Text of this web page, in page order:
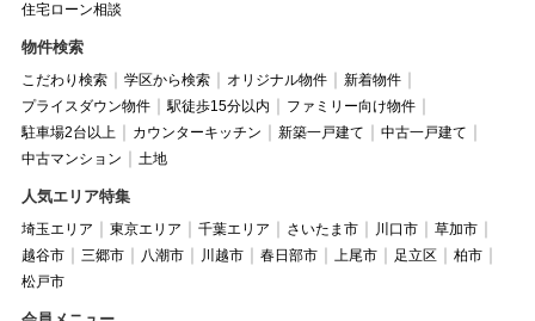
住宅ローン相談
物件検索
こだわり検索 学区から検索 オリジナル物件
新着物件
プライスダウン物件
駅徒歩15分以内
ファミリー向け物件
駐車場2台以上
カウンターキッチン 新築一戸建て
中古一戸建て
中古マンション
土地
人気エリア特集
埼玉エリア 東京エリア 千葉エリア さいたま市 川口市
草加市
越谷市
三郷市 八潮市 川越市 春日部市 上尾市 足立区
柏市
松戸市